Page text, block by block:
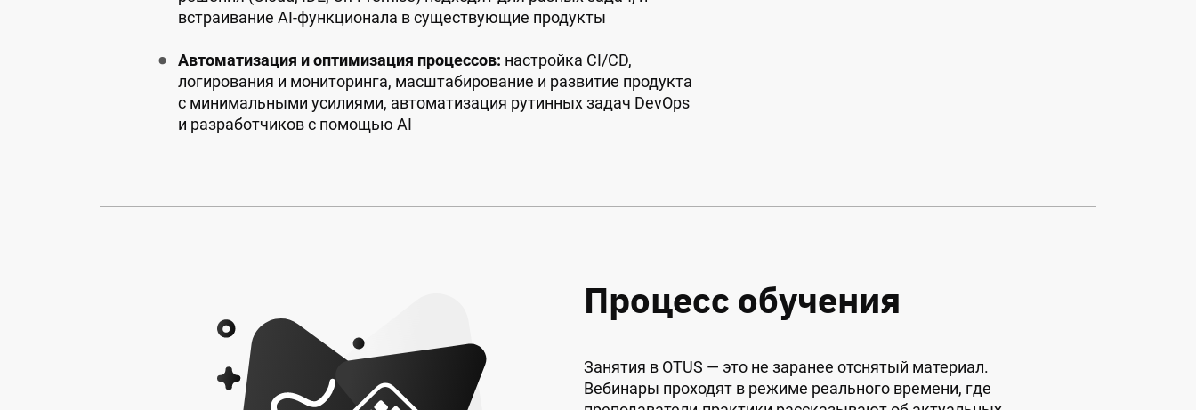
встраивание AI-функционала в существующие продукты
Автоматизация и оптимизация процессов: настройка CI/CD,
логирования и мониторинга, масштабирование и развитие продукта
с минимальными усилиями, автоматизация рутинных задач DevOps
и разработчиков с помощью AI
Процесс обучения
Занятия в OTUS — это не заранее отснятый материал.
Вебинары проходят в режиме реального времени, где